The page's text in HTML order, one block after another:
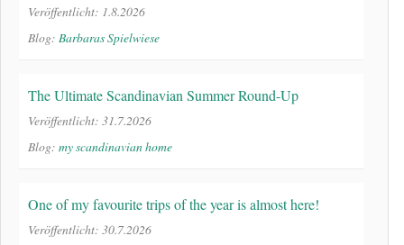
Veröffentlicht: 1.8.2026
Blog: Barbaras Spielwiese
The Ultimate Scandinavian Summer Round-Up
Veröffentlicht: 31.7.2026
Blog: my scandinavian home
One of my favourite trips of the year is almost here!
Veröffentlicht: 30.7.2026